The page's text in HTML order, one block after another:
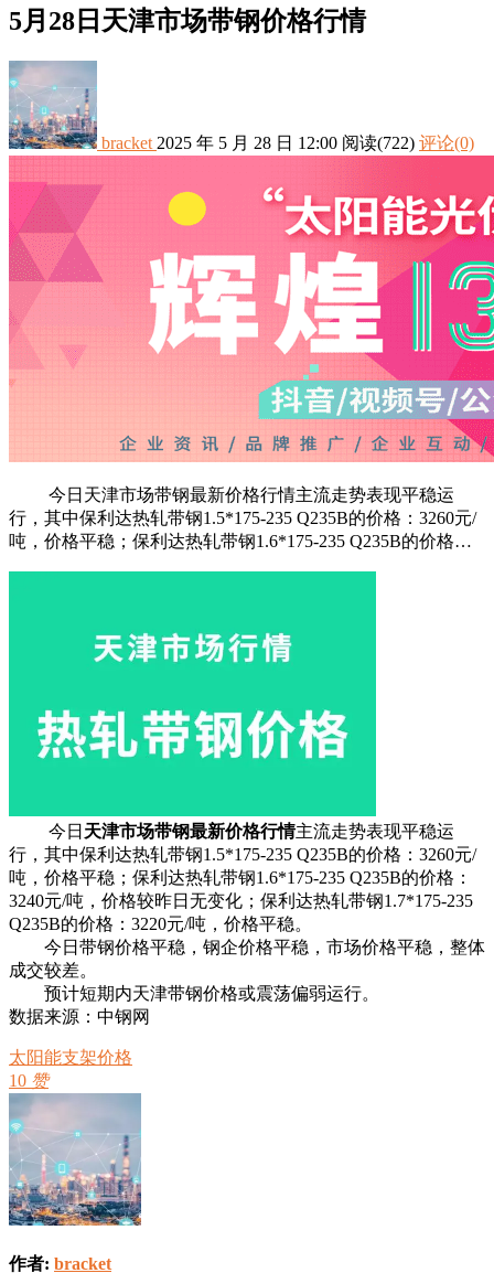
5月28日天津市场带钢价格行情
bracket 2025 年 5 月 28 日 12:00 阅读(722) 评论(0)
今日天津市场带钢最新价格行情主流走势表现平稳运
行，其中保利达热轧带钢1.5*175-235 Q235B的价格：3260元/
吨，价格平稳；保利达热轧带钢1.6*175-235 Q235B的价格…
今日 天津市场带钢最新价格行情主流走势表现平稳运
行，其中保利达热轧带钢1.5*175-235 Q235B的价格：3260元/
吨，价格平稳；保利达热轧带钢1.6*175-235 Q235B的价格：
3240元/吨，价格较昨日无变化；保利达热轧带钢1.7*175-235
Q235B的价格：3220元/吨，价格平稳。
今日带钢价格平稳，钢企价格平稳，市场价格平稳，整体
成交较差。
预计短期内天津带钢价格或震荡偏弱运行。
数据来源：中钢网
太阳能支架价格
10 赞
作者: bracket